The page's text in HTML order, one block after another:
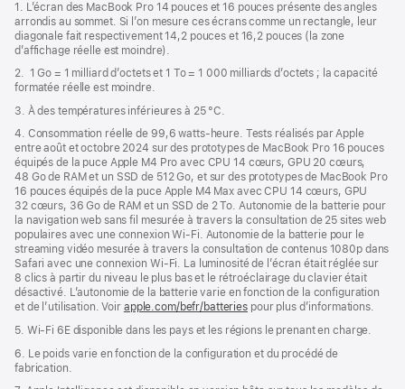
de
page
dans
une
nouvelle
1. L’écran des MacBook Pro 14 pouces et 16 pouces présente des angles
arrondis au sommet. Si l’on mesure ces écrans comme un rectangle, leur
diagonale fait respectivement 14,2 pouces et 16,2 pouces (la zone
d’affichage réelle est moindre).
2. 1 Go = 1 milliard d’octets et 1 To = 1 000 milliards d’octets ; la capacité
formatée réelle est moindre.
3. À des températures inférieures à 25 °C.
4. Consommation réelle de 99,6 watts‑heure. Tests réalisés par Apple
entre août et octobre 2024 sur des prototypes de MacBook Pro 16 pouces
équipés de la puce Apple M4 Pro avec CPU 14 cœurs, GPU 20 cœurs,
48 Go de RAM et un SSD de 512 Go, et sur des prototypes de MacBook Pro
16 pouces équipés de la puce Apple M4 Max avec CPU 14 cœurs, GPU
32 cœurs, 36 Go de RAM et un SSD de 2 To. Autonomie de la batterie pour
la navigation web sans fil mesurée à travers la consultation de 25 sites web
populaires avec une connexion Wi-Fi. Autonomie de la batterie pour le
streaming vidéo mesurée à travers la consultation de contenus 1080p dans
Safari avec une connexion Wi-Fi. La luminosité de l’écran était réglée sur
8 clics à partir du niveau le plus bas et le rétroéclairage du clavier était
désactivé. L’autonomie de la batterie varie en fonction de la configuration
et de l’utilisation. Voir apple.com/befr/batteries pour plus d’informations.
5. Wi-Fi 6E disponible dans les pays et les régions le prenant en charge.
6. Le poids varie en fonction de la configuration et du procédé de
fabrication.